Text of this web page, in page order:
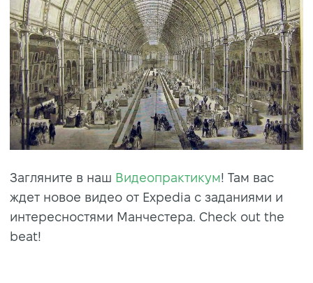
Загляните в наш Видеопрактикум! Там вас
ждет новое видео от Expedia с заданиями и
интересностями Манчестера. Check out the
beat!